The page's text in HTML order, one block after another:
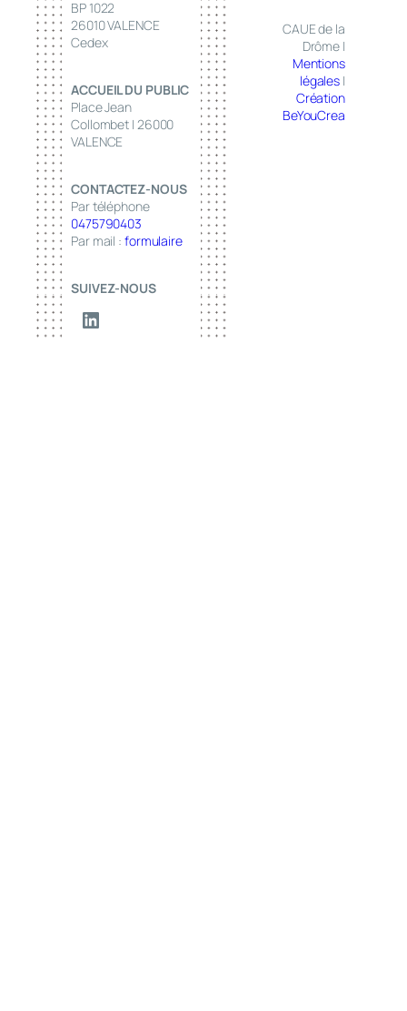
BP 1022
26010 VALENCE
Cedex
ACCUEIL DU PUBLIC
Place Jean
Collombet | 26000
VALENCE
CONTACTEZ-NOUS
Par téléphone
0475790403
Par mail : formulaire
SUIVEZ-NOUS
CAUE de la
Drôme |
Mentions
légales |
Création
BeYouCrea